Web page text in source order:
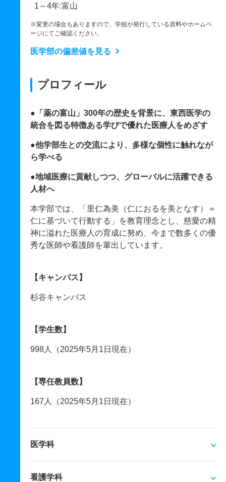
1～4年:富山
※変更の場合もありますので、学校が発行している資料やホームペ
ージにてご確認ください。
医学部の偏差値を見る
プロフィール
●「薬の富山」300年の歴史を背景に、東西医学の
統合を図る特徴ある学びで優れた医療人をめざす
●他学部生との交流により、多様な個性に触れなが
ら学べる
●地域医療に貢献しつつ、グローバルに活躍できる
人材へ
本学部では、「里仁為美（仁におるを美となす）＝
仁に基づいて行動する」を教育理念とし、慈愛の精
神に溢れた医療人の育成に努め、今まで数多くの優
秀な医師や看護師を輩出しています。
【キャンパス】
杉谷キャンパス
【学生数】
998人（2025年5月1日現在）
【専任教員数】
167人（2025年5月1日現在）
医学科
看護学科